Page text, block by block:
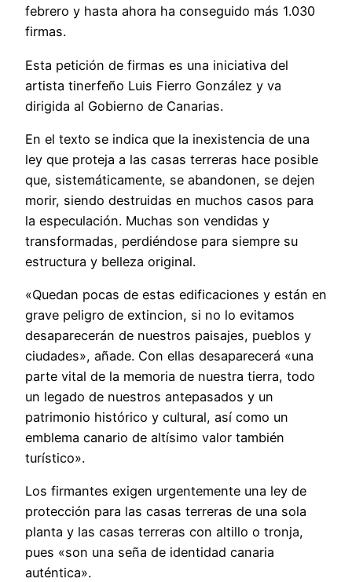
febrero y hasta ahora ha conseguido más 1.030
firmas.
Esta petición de firmas es una iniciativa del
artista tinerfeño Luis Fierro González y va
dirigida al Gobierno de Canarias.
En el texto se indica que la inexistencia de una
ley que proteja a las casas terreras hace posible
que, sistemáticamente, se abandonen, se dejen
morir, siendo destruidas en muchos casos para
la especulación. Muchas son vendidas y
transformadas, perdiéndose para siempre su
estructura y belleza original.
«Quedan pocas de estas edificaciones y están en
grave peligro de extincion, si no lo evitamos
desaparecerán de nuestros paisajes, pueblos y
ciudades», añade. Con ellas desaparecerá «una
parte vital de la memoria de nuestra tierra, todo
un legado de nuestros antepasados y un
patrimonio histórico y cultural, así como un
emblema canario de altísimo valor también
turístico».
Los firmantes exigen urgentemente una ley de
protección para las casas terreras de una sola
planta y las casas terreras con altillo o tronja,
pues «son una seña de identidad canaria
auténtica».